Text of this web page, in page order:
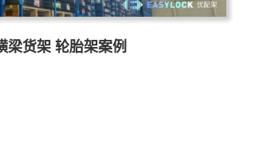
梁货架 轮胎架案例